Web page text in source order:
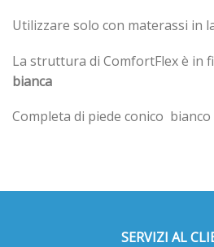
Utilizzare solo con materassi in
La struttura di ComfortFlex è in
bianca
Completa di piede conico bianco
SERVIZI AL